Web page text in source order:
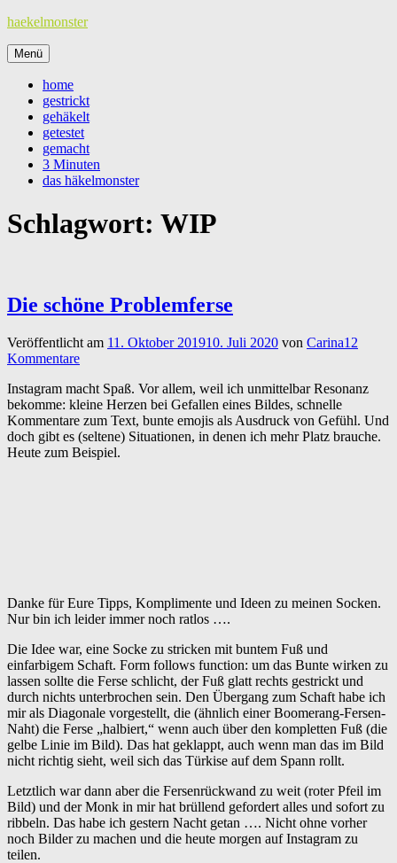
Zum
springen
haekelmonster
Menü
home
gestrickt
gehäkelt
getestet
gemacht
3 Minuten
das häkelmonster
Schlagwort: WIP
Die schöne Problemferse
Veröffentlicht am 11. Oktober 201910. Juli 2020 von Carina12
Kommentare
Instagram macht Spaß. Vor allem, weil ich unmittelbar Resonanz
bekomme: kleine Herzen bei Gefallen eines Bildes, schnelle
Kommentare zum Text, bunte emojis als Ausdruck von Gefühl. Und
doch gibt es (seltene) Situationen, in denen ich mehr Platz brauche.
Heute zum Beispiel.
Danke für Eure Tipps, Komplimente und Ideen zu meinen Socken.
Nur bin ich leider immer noch ratlos ….
Die Idee war, eine Socke zu stricken mit buntem Fuß und
einfarbigem Schaft. Form follows function: um das Bunte wirken zu
lassen sollte die Ferse schlicht, der Fuß glatt rechts gestrickt und
durch nichts unterbrochen sein. Den Übergang zum Schaft habe ich
mir als Diagonale vorgestellt, die (ähnlich einer Boomerang-Fersen-
Naht) die Ferse „halbiert,“ wenn auch über den kompletten Fuß (die
gelbe Linie im Bild). Das hat geklappt, auch wenn man das im Bild
nicht richtig sieht, weil sich das Türkise auf dem Spann rollt.
Letztlich war dann aber die Fersenrückwand zu weit (roter Pfeil im
Bild) und der Monk in mir hat brüllend gefordert alles und sofort zu
ribbeln. Das habe ich gestern Nacht getan …. Nicht ohne vorher
noch Bilder zu machen und die heute morgen auf Instagram zu
teilen.